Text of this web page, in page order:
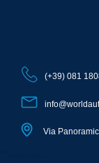
(+39) 081
Via